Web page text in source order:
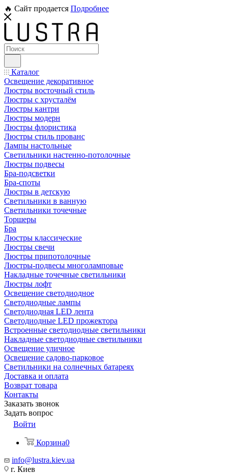
🔥 Сайт продается Подробнее
Каталог
Освещение декоративное
Люстры восточный стиль
Люстры с хрусталём
Люстры кантри
Люстры модерн
Люстры флористика
Люстры стиль прованс
Лампы настольные
Светильники настенно-потолочные
Люстры подвесы
Бра-подсветки
Бра-споты
Люстры в детскую
Светильники в ванную
Светильники точечные
Торшеры
Бра
Люстры классические
Люстры свечи
Люстры припотолочные
Люстры-подвесы многоламповые
Накладные точечные светильники
Люстры лофт
Освещение светодиодное
Светодиодные лампы
Светодиодная LED лента
Светодиодные LED прожектора
Встроенные светодиодные светильники
Накладные светодиодные светильники
Освещение уличное
Освещение садово-парковое
Светильники на солнечных батареях
Доставка и оплата
Возврат товара
Контакты
Заказать звонок
Задать вопрос
Войти
Корзина0
info@lustra.kiev.ua
г. Киев